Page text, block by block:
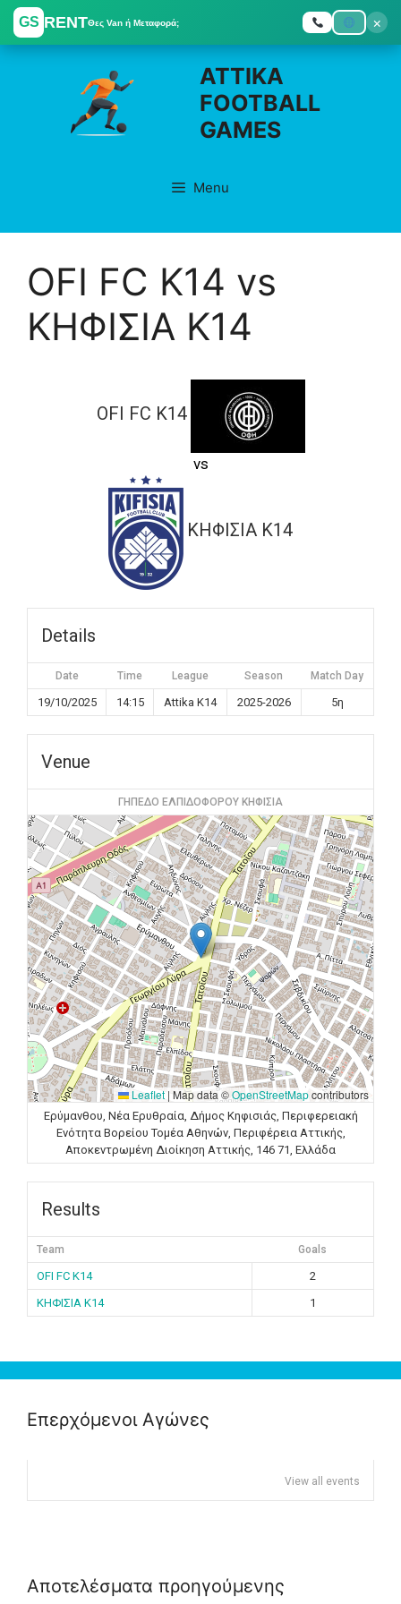
GS RENTΘες Van ή Μεταφορά;
×
Skip
ATTIKA
FOOTBALL
GAMES
Menu
OFI FC K14 vs
ΚΗΦΙΣΙΑ K14
OFI FC K14
vs
ΚΗΦΙΣΙΑ K14
Details
Date Time League Season Match Day
19/10/2025 14:15 Attika K14 2025-2026 5η
Venue
ΓΗΠΕΔΟ ΕΛΠΙΔΟΦΟΡΟΥ ΚΗΦΙΣΙΑ
Leaflet | Map data ©OpenStreetMapcontributors
Ερύμανθου, Νέα Ερυθραία, Δήμος Κηφισιάς, Περιφερειακή
Ενότητα Βορείου Τομέα Αθηνών, Περιφέρεια Αττικής,
Αποκεντρωμένη Διοίκηση Αττικής, 146 71, Ελλάδα
Results
Team Goals
OFI FC K14
2
ΚΗΦΙΣΙΑ K14
1
Επερχόμενοι Αγώνες
View all events
Αποτελέσματα προηγούμενης